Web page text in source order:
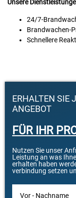
Unsere
24/7-
Brandwachen-
Schnellere
ERHALTEN SIE
ANGEBOT
FÜR IHR
Nutzen Sie unser
Leistung an was
erhalten haben
verbindung setzen